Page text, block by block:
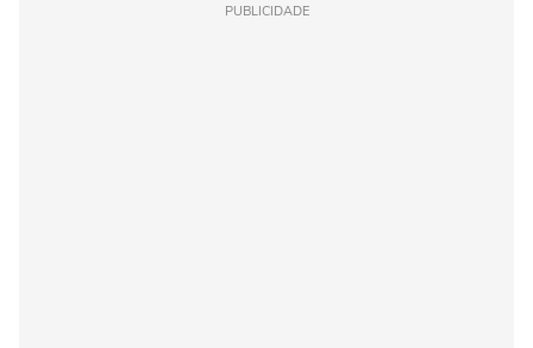
PUBLICIDADE